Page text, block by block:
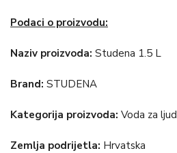
Podaci o proizvodu:
Naziv proizvoda: Studena 1.5 L
Brand: STUDENA
Kategorija proizvoda: Voda za
Zemlja podrijetla: Hrvatska